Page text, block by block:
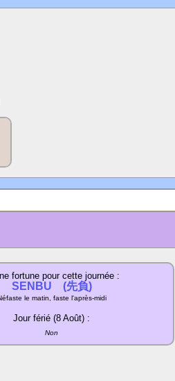
fortune pour cette journée :
SENBU (先負)
le matin, faste l'après-midi
Jour férié (8 Août) :
Non